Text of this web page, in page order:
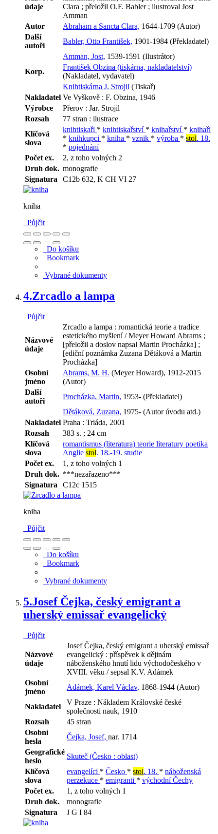
údaje
Clara ; přeložil O.F. Babler ; ilustroval Jost
Amman
Autor
Abraham a Sancta Clara, 1644-1709 (Autor)
Další
autoři
Babler, Otto František, 1901-1984 (Překladatel)
Amman, Jost, 1539-1591 (Ilustrátor)
Korp.
František Obzina (tiskárna, nakladatelství)
(Nakladatel, vydavatel)
Knihtiskárna J. Strojil (Tiskař)
Nakladatel Ve Vyškově : F. Obzina, 1946
Výrobce
Přerov : Jar. Strojil
Rozsah
77 stran : ilustrace
Klíčová
slova
knihtiskaři * knihtiskařství * knihařství * knihaři
* knihkupci * kniha * vznik * výroba * stol. 18.
* pojednání
Počet ex.
2, z toho volných 2
Druh dok. monografie
Signatura
C12b 632, K CH VI 27
kniha
Půjčit
Do košíku
Bookmark
Vybrané dokumenty
4.Zrcadlo a lampa
Půjčit
Názvové
údaje
Zrcadlo a lampa : romantická teorie a tradice
estetického myšlení / Meyer Howard Abrams ;
[přeložil a doslov napsal Martin Procházka] ;
[ediční poznámka Zuzana Dětáková a Martin
Procházka]
Osobní
jméno
Abrams, M. H. (Meyer Howard), 1912-2015
(Autor)
Další
autoři
Procházka, Martin, 1953- (Překladatel)
Dětáková, Zuzana, 1975- (Autor úvodu atd.)
Nakladatel Praha : Triáda, 2001
Rozsah
383 s. ; 24 cm
Klíčová
slova
romantismus (literatura) teorie literatury poetika
Anglie stol. 18.-19. studie
Počet ex.
1, z toho volných 1
Druh dok. ***nezařazeno***
Signatura
C12c 1515
kniha
Půjčit
Do košíku
Bookmark
Vybrané dokumenty
5.Josef Čejka, český emigrant a
uherský emissař evangelický
Půjčit
Názvové
údaje
Josef Čejka, český emigrant a uherský emissař
evangelický : příspěvek k dějinám
náboženského hnutí lidu východočeského v
XVIII. věku / sepsal K.V. Adámek
Osobní
jméno
Adámek, Karel Václav, 1868-1944 (Autor)
Nakladatel
V Praze : Nákladem Královské české
společnosti nauk, 1910
Rozsah
45 stran
Osobní
hesla
Čejka, Josef, nar. 1714
Geografické
heslo
Skuteč (Česko : oblast)
Klíčová
slova
evangelíci * Česko * stol. 18. * náboženská
perzekuce * emigranti * východní Čechy
Počet ex.
1, z toho volných 1
Druh dok.
monografie
Signatura
J G I 84